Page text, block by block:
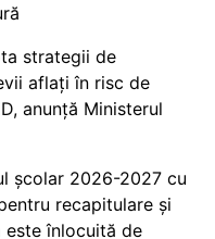
strategii de
aflați în risc de
anunță Ministerul
școlar 2026-2027 cu
recapitulare și
înlocuită de